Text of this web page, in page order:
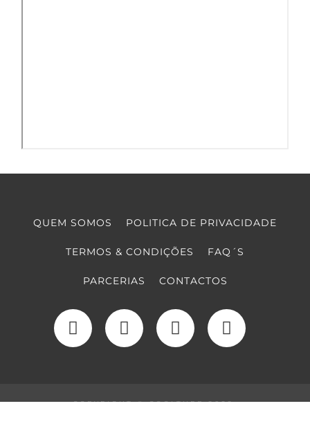
QUEM SOMOS POLITICA DE PRIVACIDADE
TERMOS & CONDIÇÕES FAQ´S
PARCERIAS CONTACTOS
COPYRIGHT © COOLTURE 2022